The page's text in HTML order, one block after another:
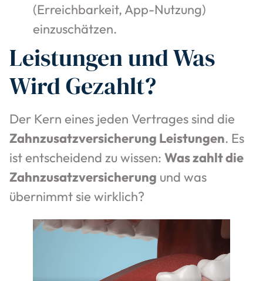
(Erreichbarkeit, App-Nutzung)
einzuschätzen.
Leistungen und Was
Wird Gezahlt?
Der Kern eines jeden Vertrages sind die
Zahnzusatzversicherung Leistungen. Es
ist entscheidend zu wissen: Was zahlt die
Zahnzusatzversicherung und was
übernimmt sie wirklich?